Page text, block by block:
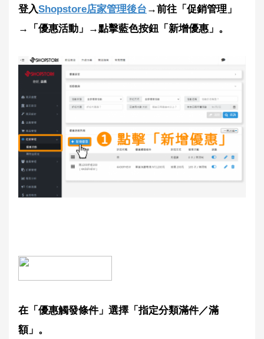
登入Shopstore店家管理後台 →前往「促銷管理」
→「優惠活動」→點擊藍色按鈕「新增優惠」。
在「優惠觸發條件」選擇「指定分類滿件／滿
額」。